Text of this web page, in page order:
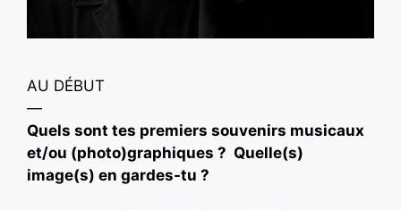
AU DÉBUT
—
Quels sont tes premiers souvenirs musicaux
et/ou (photo)graphiques ? Quelle(s)
image(s) en gardes-tu ?